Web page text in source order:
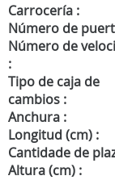
Carrocería :
Número de
Número de
:
Tipo de caja de
cambios :
Anchura :
Longitud (cm) :
Cantidade de
Altura (cm) :